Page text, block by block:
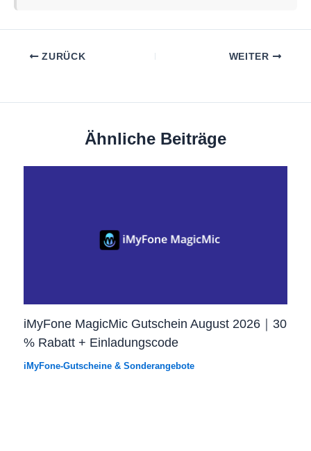
ZURÜCK WEITER
Ähnliche Beiträge
iMyFone MagicMic Gutschein August 2026｜30
% Rabatt + Einladungscode
iMyFone-Gutscheine & Sonderangebote